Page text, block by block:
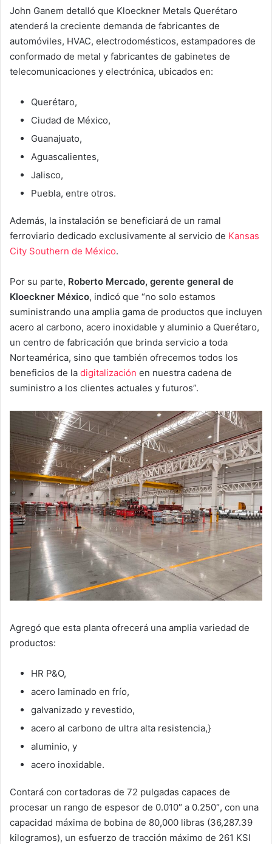
John Ganem detalló que Kloeckner Metals Querétaro
atenderá la creciente demanda de fabricantes de
automóviles, HVAC, electrodomésticos, estampadores de
conformado de metal y fabricantes de gabinetes de
telecomunicaciones y electrónica, ubicados en:
Querétaro,
Ciudad de México,
Guanajuato,
Aguascalientes,
Jalisco,
Puebla, entre otros.
Además, la instalación se beneficiará de un ramal
ferroviario dedicado exclusivamente al servicio de Kansas
City Southern de México.
Por su parte, Roberto Mercado, gerente general de
Kloeckner México, indicó que “no solo estamos
suministrando una amplia gama de productos que incluyen
acero al carbono, acero inoxidable y aluminio a Querétaro,
un centro de fabricación que brinda servicio a toda
Norteamérica, sino que también ofrecemos todos los
beneficios de la digitalización en nuestra cadena de
suministro a los clientes actuales y futuros”.
Agregó que esta planta ofrecerá una amplia variedad de
productos:
HR P&O,
acero laminado en frío,
galvanizado y revestido,
acero al carbono de ultra alta resistencia,}
aluminio, y
acero inoxidable.
Contará con cortadoras de 72 pulgadas capaces de
procesar un rango de espesor de 0.010″ a 0.250″, con una
capacidad máxima de bobina de 80,000 libras (36,287.39
kilogramos), un esfuerzo de tracción máximo de 261 KSI